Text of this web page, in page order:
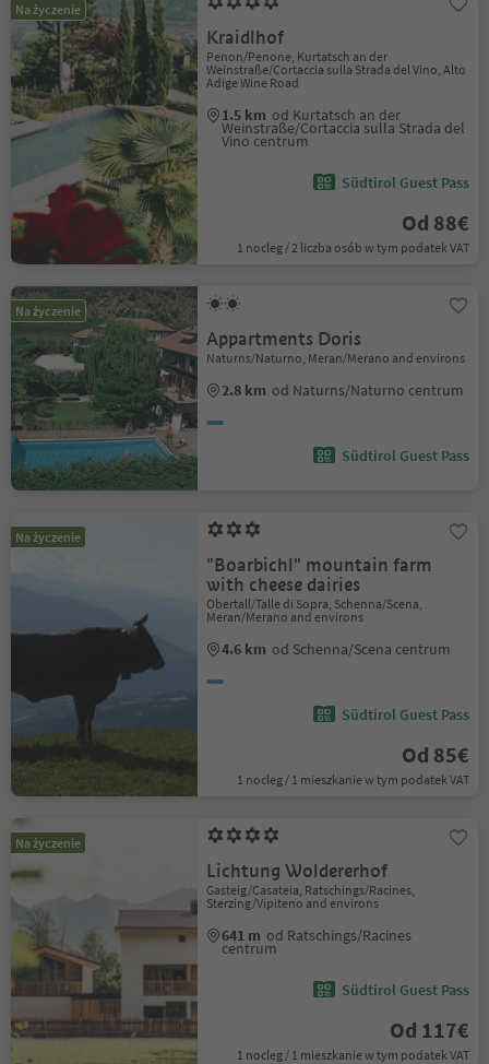
Na życzenie
Kraidlhof
Penon/Penone, Kurtatsch an der
Weinstraße/Cortaccia sulla Strada del Vino, Alto
Adige Wine Road
1.5 km od Kurtatsch an der
Weinstraße/Cortaccia sulla Strada del
Vino centrum
Südtirol Guest Pass
Od 88€
1 nocleg / 2 liczba osób w tym podatek VAT
Na życzenie
Appartments Doris
Naturns/Naturno, Meran/Merano and environs
2.8 km od Naturns/Naturno centrum
Südtirol Guest Pass
Na życzenie
"Boarbichl" mountain farm
with cheese dairies
Obertall/Talle di Sopra, Schenna/Scena,
Meran/Merano and environs
4.6 km od Schenna/Scena centrum
Südtirol Guest Pass
Od 85€
1 nocleg / 1 mieszkanie w tym podatek VAT
Na życzenie
Lichtung Woldererhof
Gasteig/Casateia, Ratschings/Racines,
Sterzing/Vipiteno and environs
641 m od Ratschings/Racines
centrum
Südtirol Guest Pass
Od 117€
1 nocleg / 1 mieszkanie w tym podatek VAT